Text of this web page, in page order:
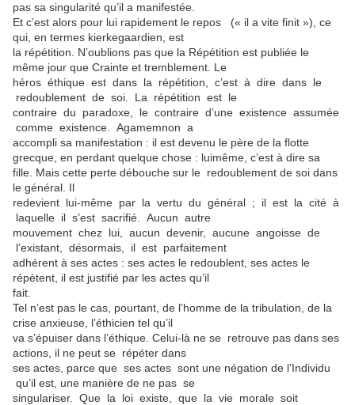
pas sa singularité qu’il a manifestée.
Et c’est alors pour lui rapidement le repos (« il a vite finit »), ce
qui, en termes kierkegaardien, est
la répétition. N’oublions pas que la Répétition est publiée le
même jour que Crainte et tremblement. Le
héros éthique est dans la répétition, c’est à dire dans le
redoublement de soi. La répétition est le
contraire du paradoxe, le contraire d’une existence assumée
comme existence. Agamemnon a
accompli sa manifestation : il est devenu le père de la flotte
grecque, en perdant quelque chose : luimême, c’est à dire sa
fille. Mais cette perte débouche sur le redoublement de soi dans
le général. Il
redevient lui-même par la vertu du général ; il est la cité à
laquelle il s’est sacrifié. Aucun autre
mouvement chez lui, aucun devenir, aucune angoisse de
l’existant, désormais, il est parfaitement
adhérent à ses actes : ses actes le redoublent, ses actes le
répètent, il est justifié par les actes qu’il
fait.
Tel n’est pas le cas, pourtant, de l’homme de la tribulation, de la
crise anxieuse, l’éthicien tel qu’il
va s’épuiser dans l’éthique. Celui-là ne se retrouve pas dans ses
actions, il ne peut se répéter dans
ses actes, parce que ses actes sont une négation de l’Individu
qu’il est, une manière de ne pas se
singulariser. Que la loi existe, que la vie morale soit